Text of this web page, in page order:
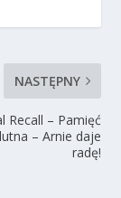
NASTĘPNY
Recall – Pamięć
– Arnie daje
radę!